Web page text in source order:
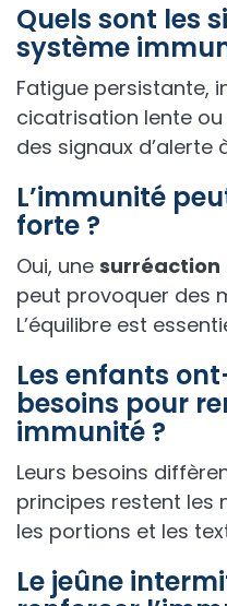
Quels sont les
système
Fatigue persistante,
cicatrisation lente
des signaux d’alerte
L’immunité
forte ?
Oui, une surréaction
peut provoquer des
L’équilibre est
Les enfants
besoins pour
immunité ?
Leurs besoins
principes restent les
les portions et les
Le jeûne